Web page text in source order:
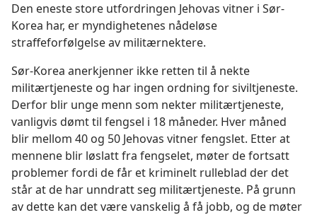
Den eneste store utfordringen Jehovas vitner i Sør-
Korea har, er myndighetenes nådeløse
straffeforfølgelse av militærnektere.
Sør-Korea anerkjenner ikke retten til å nekte
militærtjeneste og har ingen ordning for siviltjeneste.
Derfor blir unge menn som nekter militærtjeneste,
vanligvis dømt til fengsel i 18 måneder. Hver måned
blir mellom 40 og 50 Jehovas vitner fengslet. Etter at
mennene blir løslatt fra fengselet, møter de fortsatt
problemer fordi de får et kriminelt rulleblad der det
står at de har unndratt seg militærtjeneste. På grunn
av dette kan det være vanskelig å få jobb, og de møter